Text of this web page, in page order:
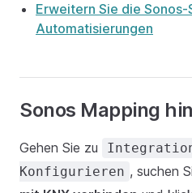
Erweitern Sie die
Automatisierungen
Sonos Mapping
Gehen Sie zu
Konfigurieren , suchen